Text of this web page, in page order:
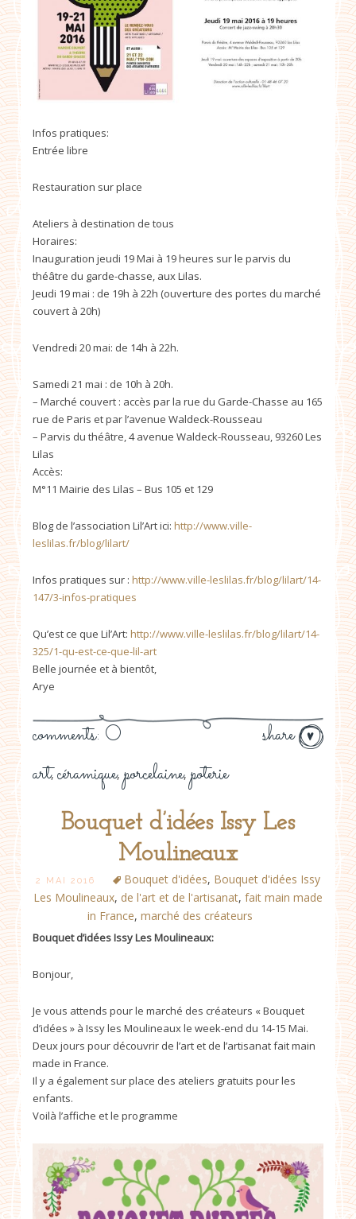
Infos pratiques:
Entrée libre
Restauration sur place
Ateliers à destination de tous
Horaires:
Inauguration jeudi 19 Mai à 19 heures sur le parvis du
théâtre du garde-chasse, aux Lilas.
Jeudi 19 mai : de 19h à 22h (ouverture des portes du marché
couvert à 20h)
Vendredi 20 mai: de 14h à 22h.
Samedi 21 mai : de 10h à 20h.
– Marché couvert : accès par la rue du Garde-Chasse au 165
rue de Paris et par l’avenue Waldeck-Rousseau
– Parvis du théâtre, 4 avenue Waldeck-Rousseau, 93260 Les
Lilas
Accès:
M°11 Mairie des Lilas – Bus 105 et 129
Blog de l’association Lil’Art ici: http://www.ville-
leslilas.fr/blog/lilart/
Infos pratiques sur : http://www.ville-leslilas.fr/blog/lilart/14-
147/3-infos-pratiques
Qu’est ce que Lil’Art: http://www.ville-leslilas.fr/blog/lilart/14-
325/1-qu-est-ce-que-lil-art
Belle journée et à bientôt,
Arye
share
comments: 0
art, céramique, porcelaine, poterie
Bouquet d’idées Issy Les
Moulineaux
2 MAI 2016 Bouquet d'idées, Bouquet d'idées Issy
Les Moulineaux, de l'art et de l'artisanat, fait main made
in France, marché des créateurs
Bouquet d’idées Issy Les Moulineaux:
Bonjour,
Je vous attends pour le marché des créateurs « Bouquet
d’idées » à Issy les Moulineaux le week-end du 14-15 Mai.
Deux jours pour découvrir de l’art et de l’artisanat fait main
made in France.
Il y a également sur place des ateliers gratuits pour les
enfants.
Voilà l’affiche et le programme